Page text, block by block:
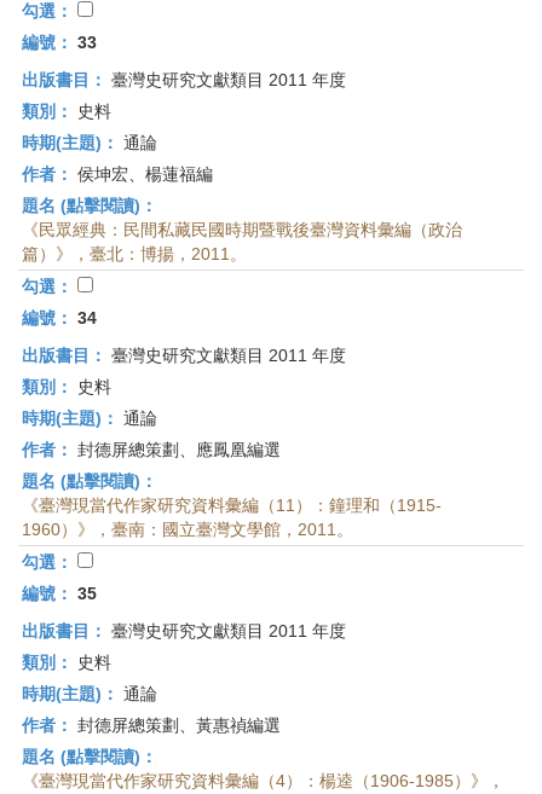
勾選：
編號： 33
出版書目： 臺灣史研究文獻類目 2011 年度
類別：
史料
時期(主題)： 通論
作者： 侯坤宏、楊蓮福編
題名 (點擊閱讀)：
《民眾經典：民間私藏民國時期暨戰後臺灣資料彙編（政治
篇）》，臺北：博揚，2011。
勾選：
編號： 34
出版書目： 臺灣史研究文獻類目 2011 年度
類別：
史料
時期(主題)： 通論
作者： 封德屏總策劃、應鳳凰編選
題名 (點擊閱讀)：
《臺灣現當代作家研究資料彙編（11）：鐘理和（1915-
1960）》，臺南：國立臺灣文學館，2011。
勾選：
編號： 35
出版書目： 臺灣史研究文獻類目 2011 年度
類別：
史料
時期(主題)： 通論
作者： 封德屏總策劃、黃惠禎編選
題名 (點擊閱讀)：
《臺灣現當代作家研究資料彙編（4）：楊逵（1906-1985）》，